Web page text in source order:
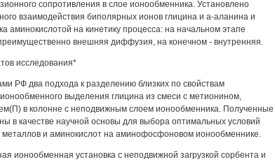
сопротивления в слое ионообменника. Установлено
взаимодействия биполярных ионов глицина и а-аланина и
аминокислотой на кинетику процесса: на начальном этапе
внешняя диффузия, на конечном - внутренняя.
исследования*
РФ два подхода к разделению близких по свойствам
выделения глицина из смеси с метионином,
в колонне с неподвижным слоем ионообменника. Полученные
в качестве научной основы для выбора оптимальных условий
и аминокислот на аминофосфоновом ионообменнике.
ионообменная установка с неподвижной загрузкой сорбента и